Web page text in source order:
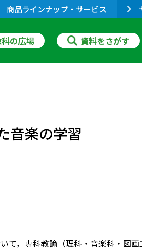
商品ラインナップ・サービス
の広場 資料をさがす
音楽の学習
，専科教諭（理科・音楽科・図